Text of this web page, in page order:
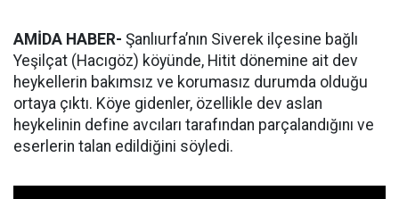
AMİDA HABER- Şanlıurfa’nın Siverek ilçesine bağlı
Yeşilçat (Hacıgöz) köyünde, Hitit dönemine ait dev
heykellerin bakımsız ve korumasız durumda olduğu
ortaya çıktı. Köye gidenler, özellikle dev aslan
heykelinin define avcıları tarafından parçalandığını ve
eserlerin talan edildiğini söyledi.